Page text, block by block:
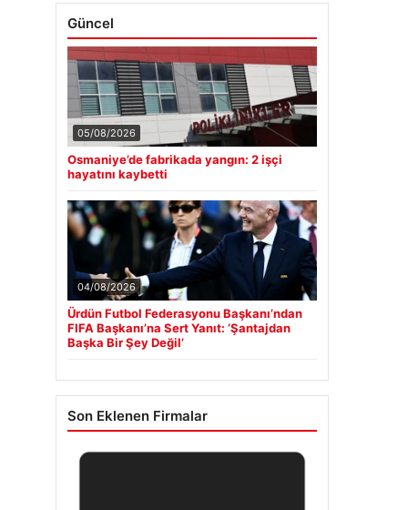
Güncel
05/08/2026
Osmaniye’de fabrikada yangın: 2 işçi
hayatını kaybetti
04/08/2026
Ürdün Futbol Federasyonu Başkanı’ndan
FIFA Başkanı’na Sert Yanıt: ‘Şantajdan
Başka Bir Şey Değil’
Son Eklenen Firmalar